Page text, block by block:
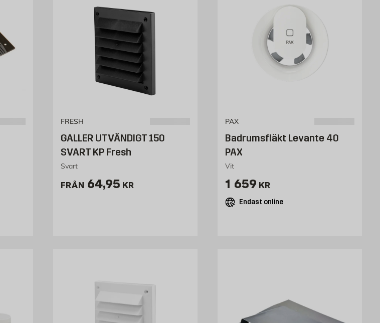
FRESH
GALLER UTVÄNDIGT 150
SVART KP Fresh
Svart
FRÅN Pris 64.95 kr
64,95 KR
PAX
Badrumsfläkt Levante 40
PAX
Vit
Pris 1659 kr
1 659 KR
Endast online